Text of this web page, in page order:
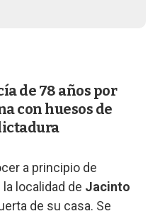
de 78 años por
con huesos de
a principio de
localidad de Jacinto
de su casa. Se